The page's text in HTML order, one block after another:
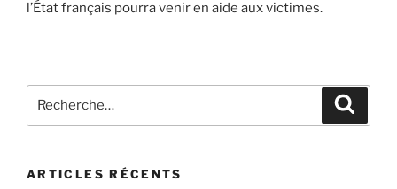
l’État français pourra venir en aide aux victimes.
ARTICLES RÉCENTS